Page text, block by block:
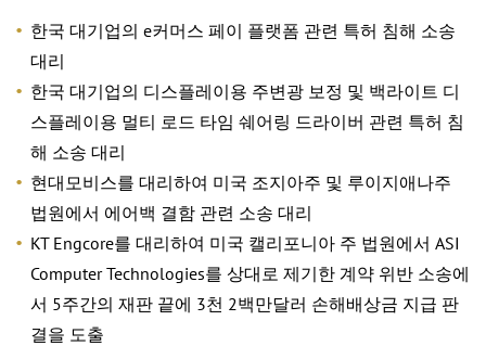
한국 대기업의 e커머스 페이 플랫폼 관련 특허 침해 소송
대리
한국 대기업의 디스플레이용 주변광 보정 및 백라이트 디
스플레이용 멀티 로드 타임 쉐어링 드라이버 관련 특허 침
해 소송 대리
현대모비스를 대리하여 미국 조지아주 및 루이지애나주
법원에서 에어백 결함 관련 소송 대리
KT Engcore를 대리하여 미국 캘리포니아 주 법원에서 ASI
Computer Technologies를 상대로 제기한 계약 위반 소송에
서 5주간의 재판 끝에 3천 2백만달러 손해배상금 지급 판
결을 도출